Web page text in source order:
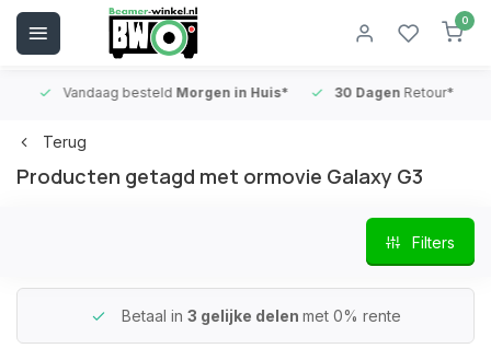
0
Vandaag besteldMorgen in Huis* 30 DagenRetour*
Terug
Producten getagd met ormovie Galaxy G3
Filters
Betaal in 3 gelijke delen met 0% rente